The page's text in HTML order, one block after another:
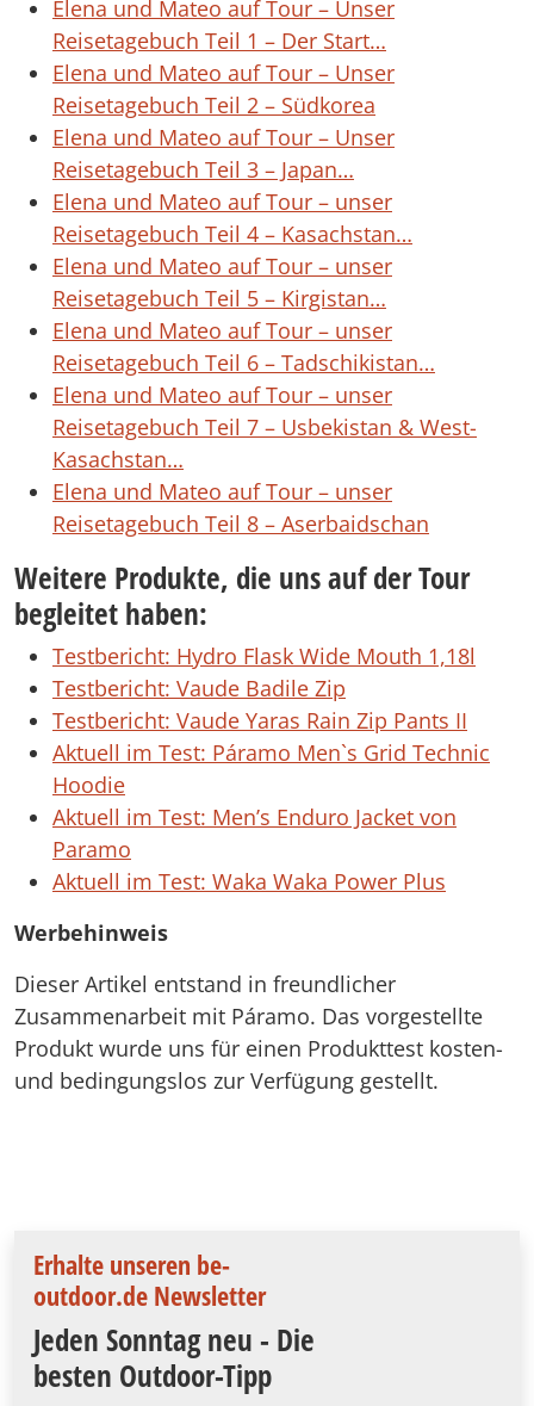
Elena und Mateo auf Tour – Unser
Reisetagebuch Teil 1 – Der Start…
Elena und Mateo auf Tour – Unser
Reisetagebuch Teil 2 – Südkorea
Elena und Mateo auf Tour – Unser
Reisetagebuch Teil 3 – Japan…
Elena und Mateo auf Tour – unser
Reisetagebuch Teil 4 – Kasachstan…
Elena und Mateo auf Tour – unser
Reisetagebuch Teil 5 – Kirgistan…
Elena und Mateo auf Tour – unser
Reisetagebuch Teil 6 – Tadschikistan…
Elena und Mateo auf Tour – unser
Reisetagebuch Teil 7 – Usbekistan & West-
Kasachstan…
Elena und Mateo auf Tour – unser
Reisetagebuch Teil 8 – Aserbaidschan
Weitere Produkte, die uns auf der Tour
begleitet haben:
Testbericht: Hydro Flask Wide Mouth 1,18l
Testbericht: Vaude Badile Zip
Testbericht: Vaude Yaras Rain Zip Pants II
Aktuell im Test: Páramo Men`s Grid Technic
Hoodie
Aktuell im Test: Men’s Enduro Jacket von
Paramo
Aktuell im Test: Waka Waka Power Plus
Werbehinweis
Dieser Artikel entstand in freundlicher
Zusammenarbeit mit Páramo. Das vorgestellte
Produkt wurde uns für einen Produkttest kosten-
und bedingungslos zur Verfügung gestellt.
Erhalte unseren be-
outdoor.de Newsletter
Jeden Sonntag neu - Die
besten Outdoor-Tipp